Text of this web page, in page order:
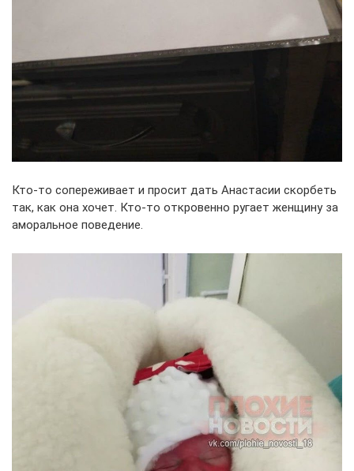
Кто-то сопереживает и просит дать Анастасии скорбеть
так, как она хочет. Кто-то откровенно ругает женщину за
аморальное поведение.